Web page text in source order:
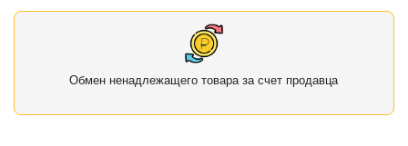
Обмен ненадлежащего товара за счет продавца